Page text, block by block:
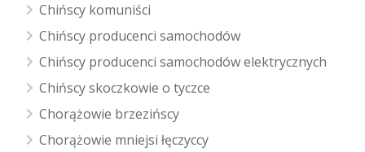
Chińscy komuniści
Chińscy producenci samochodów
Chińscy producenci samochodów elektrycznych
Chińscy skoczkowie o tyczce
Chorążowie brzezińscy
Chorążowie mniejsi łęczyccy